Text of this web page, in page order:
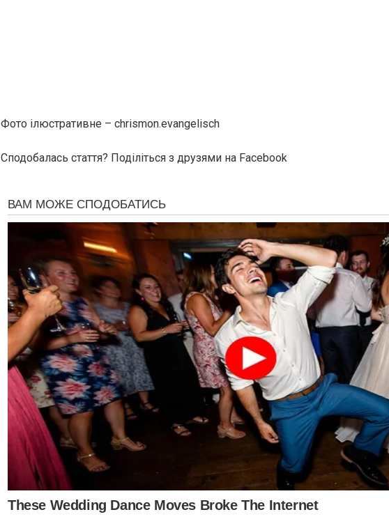
Фото ілюстративне – chrismon.evangelisch
Сподобалась стаття? Поділіться з друзями на Facebook